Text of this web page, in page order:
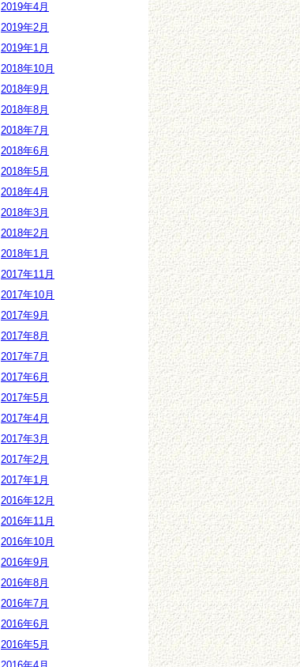
2019年4月
2019年2月
2019年1月
2018年10月
2018年9月
2018年8月
2018年7月
2018年6月
2018年5月
2018年4月
2018年3月
2018年2月
2018年1月
2017年11月
2017年10月
2017年9月
2017年8月
2017年7月
2017年6月
2017年5月
2017年4月
2017年3月
2017年2月
2017年1月
2016年12月
2016年11月
2016年10月
2016年9月
2016年8月
2016年7月
2016年6月
2016年5月